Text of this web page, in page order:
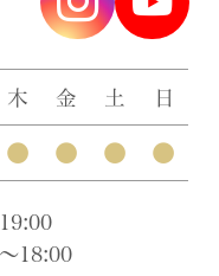
木 金 土 日
● ● ● ●
18:00